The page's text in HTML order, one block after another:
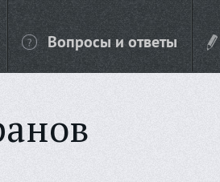
Вопросы и ответы